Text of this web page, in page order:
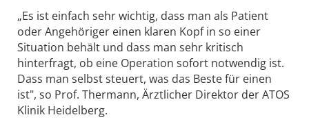
„Es ist einfach sehr wichtig, dass man als Patient
oder Angehöriger einen klaren Kopf in so einer
Situation behält und dass man sehr kritisch
hinterfragt, ob eine Operation sofort notwendig ist.
Dass man selbst steuert, was das Beste für einen
ist", so Prof. Thermann, Ärztlicher Direktor der ATOS
Klinik Heidelberg.